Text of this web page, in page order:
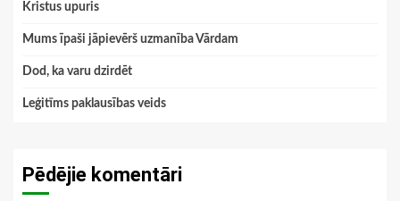
Kristus upuris
Mums īpaši jāpievērš uzmanība Vārdam
Dod, ka varu dzirdēt
Leģitīms paklausības veids
Pēdējie komentāri